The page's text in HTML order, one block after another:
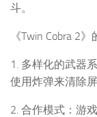
斗。
《Twin Cobra 2
1. 多样化的武器
使用炸弹来清除
2. 合作模式：游